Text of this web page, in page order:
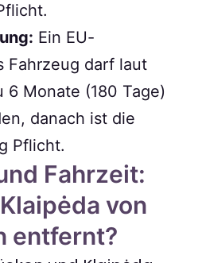
Ein EU-
Fahrzeug darf laut
6 Monate (180 Tage)
danach ist die
Pflicht.
Fahrzeit:
von
entfernt?